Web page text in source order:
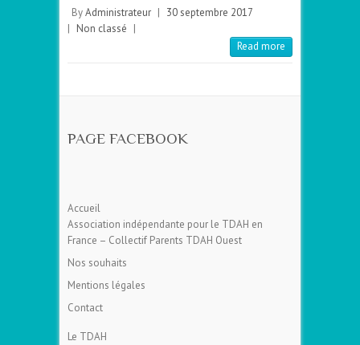
ByAdministrateur
30 septembre 2017
Non classé
Read more
PAGE FACEBOOK
Accueil
Association indépendante pour le TDAH en
France – Collectif Parents TDAH Ouest
Nos souhaits
Mentions légales
Contact
Le TDAH